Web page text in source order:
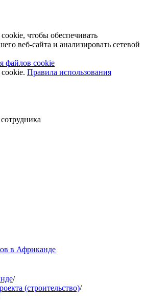
чтобы обеспечивать
веб-сайта и анализировать сетевой
файлов cookie
Правила использования
в Африканде
/
(строительство)/